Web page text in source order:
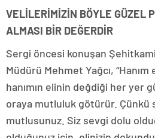
VELİLERİMİZİN BÖYLE GÜZEL
ALMASI BİR DEĞERDİR
Sergi öncesi konuşan
Müdürü Mehmet Yağcı,
hanımın elinin değdiği her yer
oraya mutluluk götürür. Çünkü
mutlusunuz. Siz sevgi dolu